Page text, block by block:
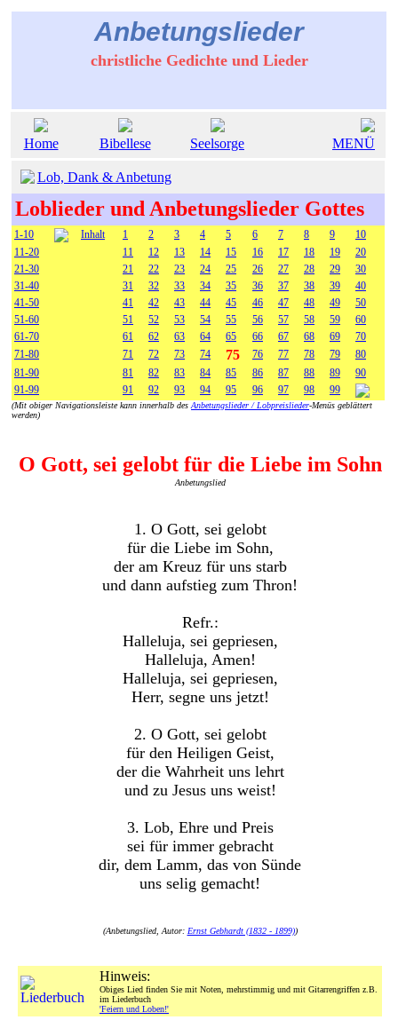
Anbetungslieder
christliche Gedichte und Lieder
Home Bibellese Seelsorge MENÜ
Lob, Dank & Anbetung
Loblieder und Anbetungslieder Gottes
1-10 Inhalt 1 2 3 4 5 6 7 8 9
10
11-20
11 12 13 14 15 16 17 18 19
20
21-30
21 22 23 24 25 26 27 28 29
30
31-40
31 32 33 34 35 36 37 38 39
40
41-50
41 42 43 44 45 46 47 48 49
50
51-60
51 52 53 54 55 56 57 58 59
60
61-70
61 62 63 64 65 66 67 68 69
70
71-80
71 72 73 74 75 76 77 78 79
80
81-90
81 82 83 84 85 86 87 88 89
90
91-99
91 92 93 94 95 96 97 98 99
(Mit obiger Navigationsleiste kann innerhalb des Anbetungslieder / Lobpreislieder-Menüs geblättert
werden)
O Gott, sei gelobt für die Liebe im Sohn
Anbetungslied
1. O Gott, sei gelobt
für die Liebe im Sohn,
der am Kreuz für uns starb
und dann aufstieg zum Thron!
Refr.:
Halleluja, sei gepriesen,
Halleluja, Amen!
Halleluja, sei gepriesen,
Herr, segne uns jetzt!
2. O Gott, sei gelobt
für den Heiligen Geist,
der die Wahrheit uns lehrt
und zu Jesus uns weist!
3. Lob, Ehre und Preis
sei für immer gebracht
dir, dem Lamm, das von Sünde
uns selig gemacht!
(Anbetungslied, Autor: Ernst Gebhardt (1832 - 1899))
Hinweis:
Obiges Lied finden Sie mit Noten, mehrstimmig und mit Gitarrengriffen z.B.
im Liederbuch
'Feiern und Loben!'